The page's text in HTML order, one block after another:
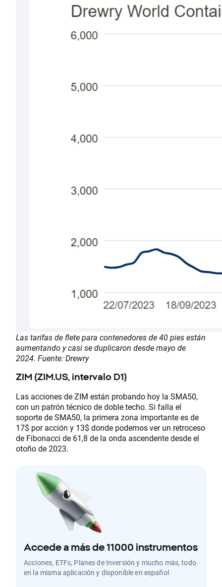
Las tarifas de flete para contenedores de 40 pies están
aumentando y casi se duplicaron desde mayo de
2024. Fuente: Drewry
ZIM (ZIM.US, intervalo D1)
Las acciones de ZIM están probando hoy la SMA50,
con un patrón técnico de doble techo. Si falla el
soporte de SMA50, la primera zona importante es de
17$ por acción y 13$ donde podemos ver un retroceso
de Fibonacci de 61,8 de la onda ascendente desde el
otoño de 2023.
Accede a más de 11000 instrumentos
Acciones, ETFs, Planes de Inversión y mucho más, todo
en la misma aplicación y disponible en español